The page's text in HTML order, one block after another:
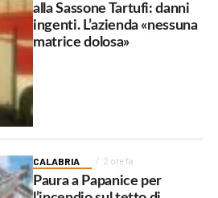
alla Sassone Tartufi: danni
ingenti. L’azienda «nessuna
matrice dolosa»
CALABRIA 2 ore fa
Paura a Papanice per